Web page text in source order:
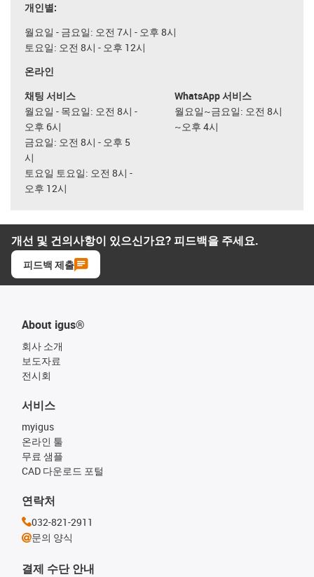
개인별:
월요일 - 금요일: 오전 7시 - 오후 8시
토요일: 오전 8시 - 오후 12시
온라인
채팅 서비스
월요일 - 목요일: 오전 8시 -
오후 6시
금요일: 오전 8시 - 오후 5
시
토요일 토요일: 오전 8시 -
오후 12시
WhatsApp 서비스
월요일~금요일: 오전 8시
~오후 4시
개선 및 건의사항이 있으신가요? 피드백을 주세요.
피드백 제출
About igus®
회사 소개
보도자료
전시회
결제 수단 안내
서비스
myigus
온라인 툴
무료 샘플
CAD 다운로드 포털
연락처
032-821-2911
문의 양식